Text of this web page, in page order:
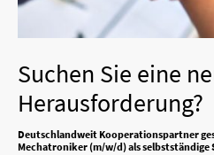
Suchen Sie eine
Herausforderung?
Deutschlandweit Kooperationspartner
Mechatroniker (m/w/d) als